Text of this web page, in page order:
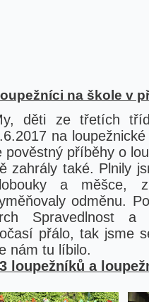
na škole v
děti ze třetích
na
pověstný příběhy o
zahrály také. Plnily
a měšce,
odměnu.
Spravedlnost
přálo, tak jsme
nám tu líbilo.
loupežníků a